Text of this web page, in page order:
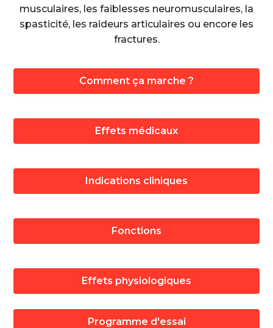
musculaires, les faiblesses neuromusculaires, la
spasticité, les raideurs articulaires ou encore les
fractures.
Comment ça marche ?
Effets médicaux
Indications cliniques
Fonctions
Effets physiologiques
Programme d'essai